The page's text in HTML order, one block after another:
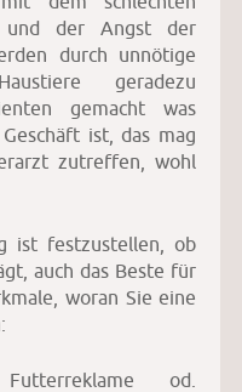
und der Angst der
durch unnötige
geradezu
gemacht was
ist, das mag
zutreffen, wohl
ist festzustellen, ob
auch das Beste für
woran Sie eine
od.